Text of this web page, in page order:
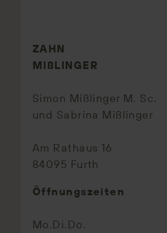
ZAHN
MIßLINGER
Simon Mißlinger M. Sc.
und Sabrina Mißlinger
Am Rathaus 16
84095 Furth
Öffnungszeiten
Mo.Di.Do.